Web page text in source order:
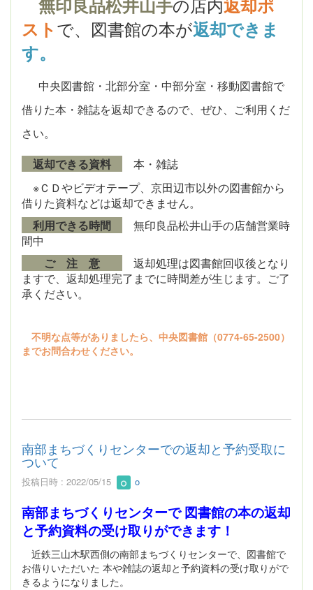
ストで、 図書館の本が返却できま
す。
中央図書館・北部分室・中部分室・移動図書館で
借りた本・雑誌を返却できるので、ぜひ、ご利用くだ
さい。
返却できる資料
本・雑誌
※ＣＤやビデオテープ、京田辺市以外の図書館から
借りた資料などは返却できません。
利用できる時間
無印良品松井山手の店舗営業時
間中
ご 注 意
返却処理は図書館回収後となり
ますで、返却処理完了までに時間差が生じます。ご了
承ください。
不明な点等がありましたら、中央図書館（0774-65-2500）
までお問合わせください。
南部まちづくりセンターでの返却と予約受取に
ついて
投稿日時 : 2022/05/15 o
南部まちづくりセンターで 図書館の本の返却
と予約資料の受け取りができます！
近鉄三山木駅西側の南部まちづくりセンターで、図書館で
お借りいただいた 本や雑誌の返却と予約資料の受け取りがで
きるようになりました。